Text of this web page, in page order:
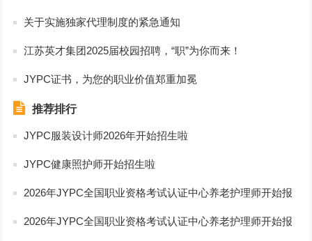
关于实施独家代理制度的紧急通知
江苏英才集团2025届校园招聘，“职”为你而来！
JYPC证书，为您的职业价值郑重加冕
推荐排行
JYPC服装设计师2026年开始招生啦
JYPC健康照护师开始招生啦
2026年JYPC全国职业资格考试认证中心养老护理师开始报
2026年JYPC全国职业资格考试认证中心养老护理师开始报